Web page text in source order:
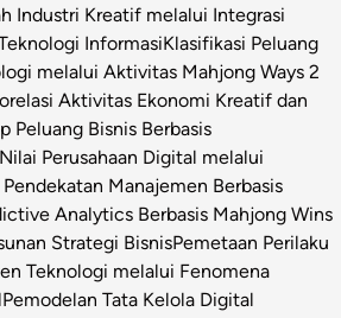
Industri Kreatif melalui Integrasi
InformasiKlasifikasi Peluang
melalui Aktivitas Mahjong Ways 2
Aktivitas Ekonomi Kreatif dan
Peluang Bisnis Berbasis
Perusahaan Digital melalui
Manajemen Berbasis
Analytics Berbasis Mahjong Wins
Strategi BisnisPemetaan Perilaku
Teknologi melalui Fenomena
Pemodelan Tata Kelola Digital